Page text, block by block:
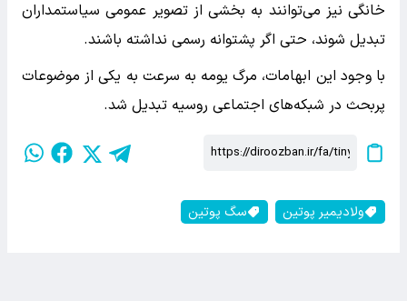
خانگی نیز می‌توانند به بخشی از تصویر عمومی سیاستمداران
تبدیل شوند، حتی اگر پشتوانه رسمی نداشته باشند.
با وجود این ابهامات، مرگ یومه به سرعت به یکی از موضوعات
پربحث در شبکه‌های اجتماعی روسیه تبدیل شد.
ولادیمیر پوتین سگ پوتین